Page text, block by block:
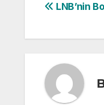
Yazı
LNB’nin